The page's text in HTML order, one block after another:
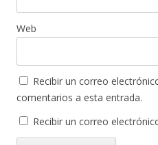
Web
Recibir un correo
comentarios a esta entrada.
Recibir un correo